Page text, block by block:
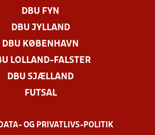
DBU FYN
DBU JYLLAND
DBU KØBENHAVN
LOLLAND-FALSTER
DBU SJÆLLAND
FUTSAL
OG PRIVATLIVS-POLITIK